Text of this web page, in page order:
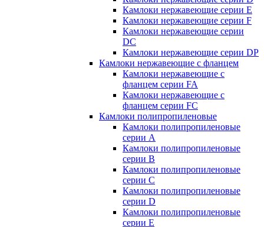
Камлоки нержавеющие серии E
Камлоки нержавеющие серии F
Камлоки нержавеющие серии
DC
Камлоки нержавеющие серии DP
Камлоки нержавеющие с фланцем
Камлоки нержавеющие с
фланцем серии FA
Камлоки нержавеющие с
фланцем серии FC
Камлоки полипропиленовые
Камлоки полипропиленовые
серии А
Камлоки полипропиленовые
серии B
Камлоки полипропиленовые
серии C
Камлоки полипропиленовые
серии D
Камлоки полипропиленовые
серии Е